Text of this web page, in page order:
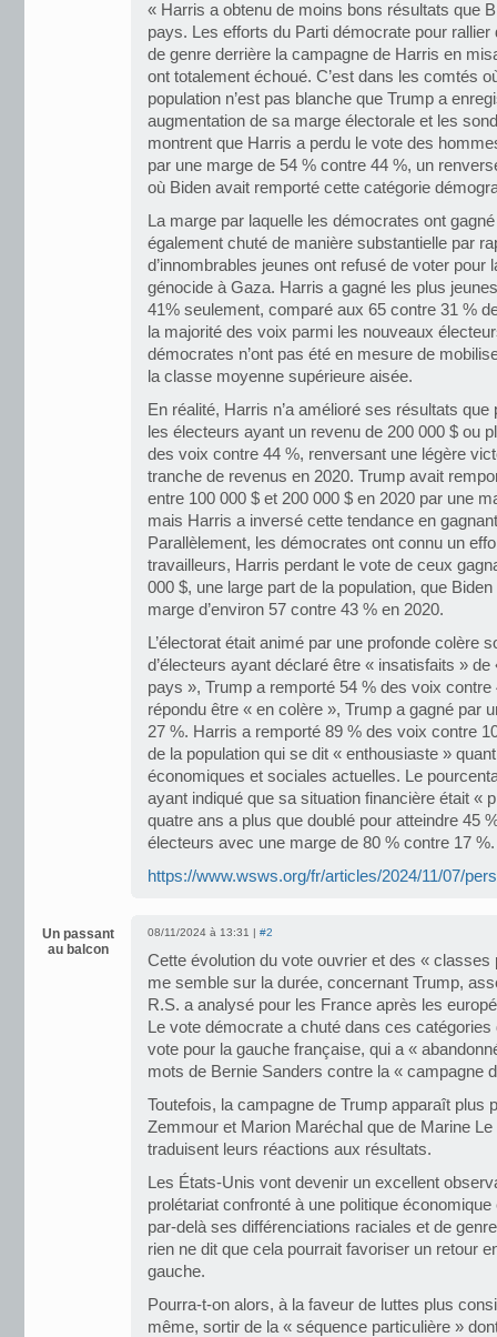
« Harris a obtenu de moins bons résultats que
pays. Les efforts du Parti démocrate pour
de genre derrière la campagne de Harris en
ont totalement échoué. C’est dans les comtés
population n’est pas blanche que Trump a
augmentation de sa marge électorale et les
montrent que Harris a perdu le vote des
par une marge de 54 % contre 44 %, un
où Biden avait remporté cette catégorie
La marge par laquelle les démocrates ont
également chuté de manière substantielle par
d’innombrables jeunes ont refusé de voter pour
génocide à Gaza. Harris a gagné les plus
41% seulement, comparé aux 65 contre 31 %
la majorité des voix parmi les nouveaux
démocrates n’ont pas été en mesure de
la classe moyenne supérieure aisée.
En réalité, Harris n’a amélioré ses résultats
les électeurs ayant un revenu de 200 000 $ ou
des voix contre 44 %, renversant une légère
tranche de revenus en 2020. Trump avait
entre 100 000 $ et 200 000 $ en 2020 par une
mais Harris a inversé cette tendance en
Parallèlement, les démocrates ont connu un
travailleurs, Harris perdant le vote de ceux
000 $, une large part de la population, que
marge d’environ 57 contre 43 % en 2020.
L’électorat était animé par une profonde colère
d’électeurs ayant déclaré être « insatisfaits »
pays », Trump a remporté 54 % des voix
répondu être « en colère », Trump a gagné par
27 %. Harris a remporté 89 % des voix contre
de la population qui se dit « enthousiaste »
économiques et sociales actuelles. Le
ayant indiqué que sa situation financière était «
quatre ans a plus que doublé pour atteindre 45
électeurs avec une marge de 80 % contre 17
https://www.wsws.org/fr/articles/2024/11/07/
Un passant
au balcon
08/11/2024 à 13:31 | #2
Cette évolution du vote ouvrier et des «
me semble sur la durée, concernant Trump,
R.S. a analysé pour les France après les
Le vote démocrate a chuté dans ces
vote pour la gauche française, qui a «
mots de Bernie Sanders contre la « campagne
Toutefois, la campagne de Trump apparaît plus
Zemmour et Marion Maréchal que de Marine
traduisent leurs réactions aux résultats.
Les États-Unis vont devenir un excellent
prolétariat confronté à une politique
par-delà ses différenciations raciales et de
rien ne dit que cela pourrait favoriser un retour
gauche.
Pourra-t-on alors, à la faveur de luttes plus
même, sortir de la « séquence particulière »